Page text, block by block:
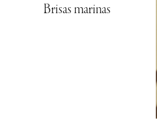
Brisas marinas